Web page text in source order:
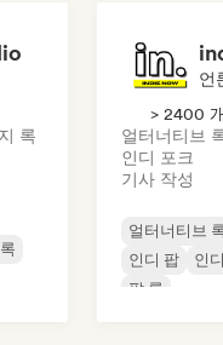
록
언
> 2400
얼터너티브
인디 포크
기사 작성
얼터너티브
인디 팝
인
팝 록